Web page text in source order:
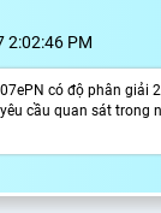
PM
có độ phân giải
cầu quan sát trong